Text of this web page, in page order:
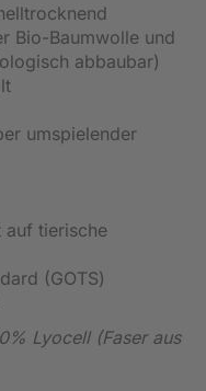
Bio-Baumwolle und
abbaubar)
umspielender
auf tierische
(GOTS)
Lyocell (Faser aus